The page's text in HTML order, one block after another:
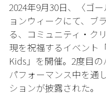
2024年9月30日、〈ゴ
ョンウィークにて、ブ
る、コミュニティ・ク
現を祝福するイベント
Kids」を開催。2度目
パフォーマンス中を通
ションが披露された。